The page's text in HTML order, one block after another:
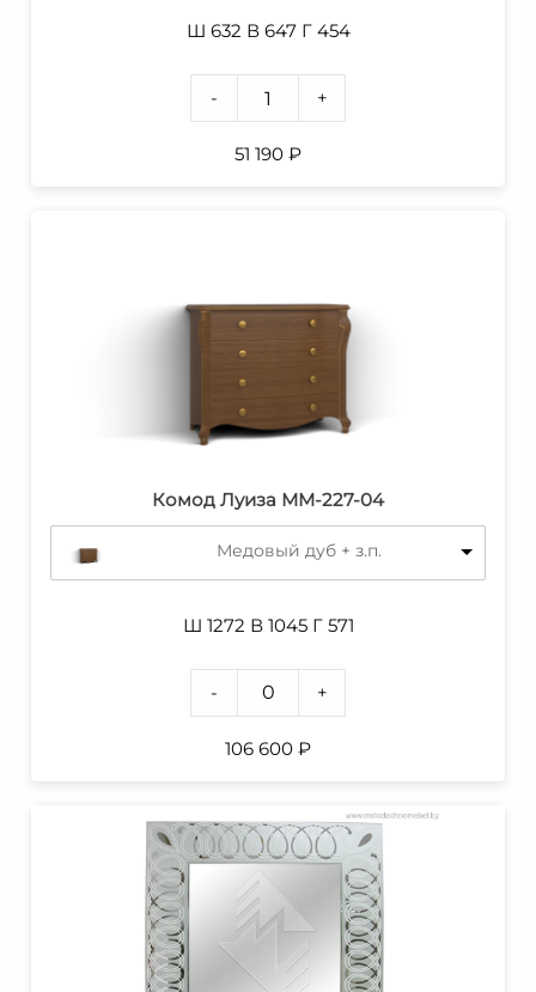
Ш 632 В 647 Г 454
- +
51 190 ₽
Комод Луиза ММ-227-04
Медовый дуб + з.п.
Ш 1272 В 1045 Г 571
- +
106 600 ₽